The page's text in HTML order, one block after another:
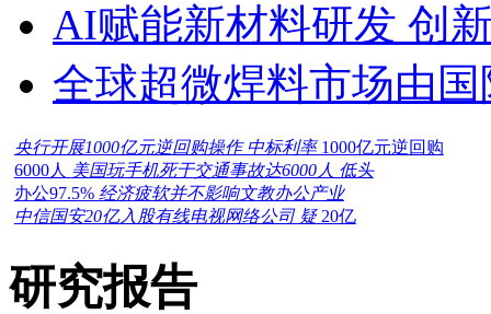
AI赋能新材料研发 创
全球超微焊料市场由
央行开展1000亿元逆回购操作 中标利率 1000亿元逆回购
6000人 美国玩手机死于交通事故达6000人 低头
办公97.5% 经济疲软并不影响文教办公产业
中信国安20亿入股有线电视网络公司 疑 20亿
研究报告